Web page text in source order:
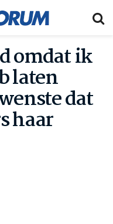
omdat ik
laten
dat
haar